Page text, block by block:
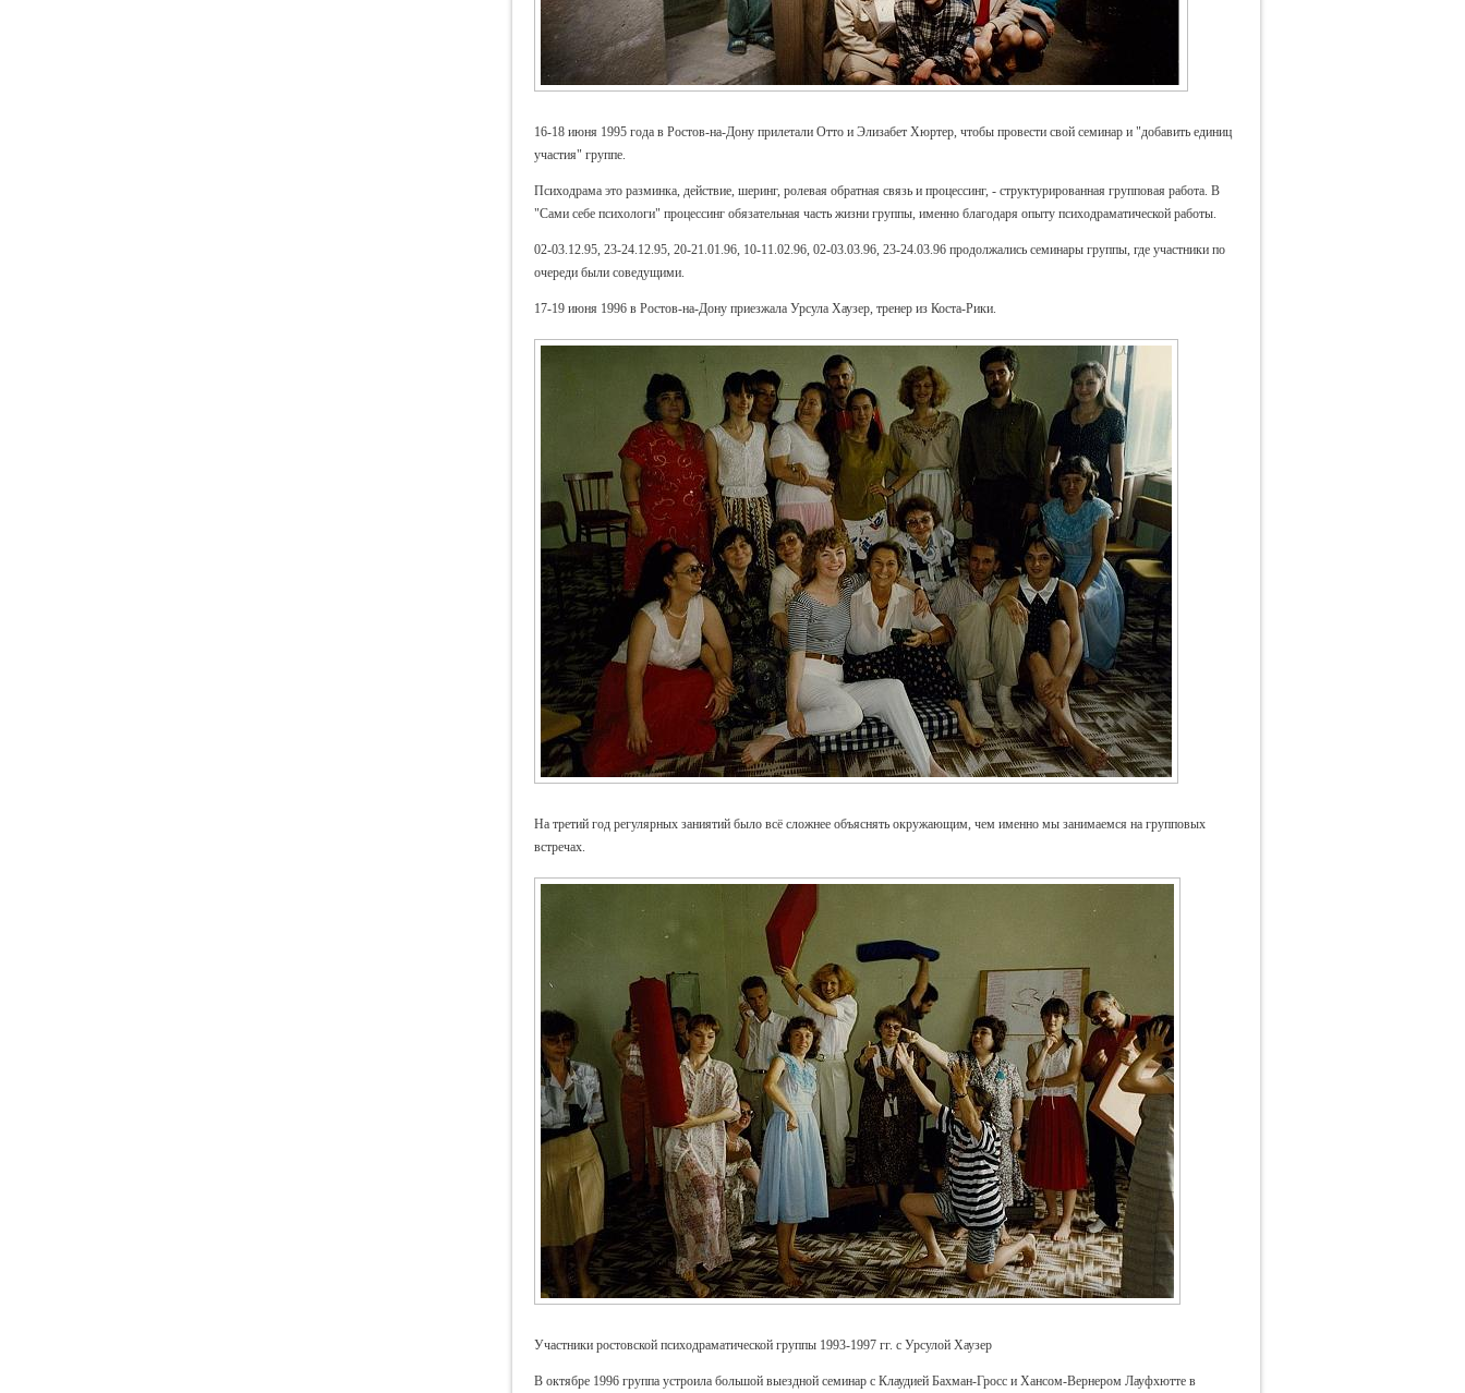
16-18 июня 1995 года в Ростов-на-Дону прилетали Отто и Элизабет Хюртер, чтобы провести свой семинар и "добавить единиц
участия" группе.
Психодрама это разминка, действие, шеринг, ролевая обратная связь и процессинг, - структурированная групповая работа. В
"Сами себе психологи" процессинг обязательная часть жизни группы, именно благодаря опыту психодраматической работы.
02-03.12.95, 23-24.12.95, 20-21.01.96, 10-11.02.96, 02-03.03.96, 23-24.03.96 продолжались семинары группы, где участники по
очереди были соведущими.
17-19 июня 1996 в Ростов-на-Дону приезжала Урсула Хаузер, тренер из Коста-Рики.
На третий год регулярных заниятий было всё сложнее объяснять окружающим, чем именно мы занимаемся на групповых
встречах.
Участники ростовской психодраматической группы 1993-1997 гг. с Урсулой Хаузер
В октябре 1996 группа устроила большой выездной семинар с Клаудией Бахман-Гросс и Хансом-Вернером Лауфхютте в